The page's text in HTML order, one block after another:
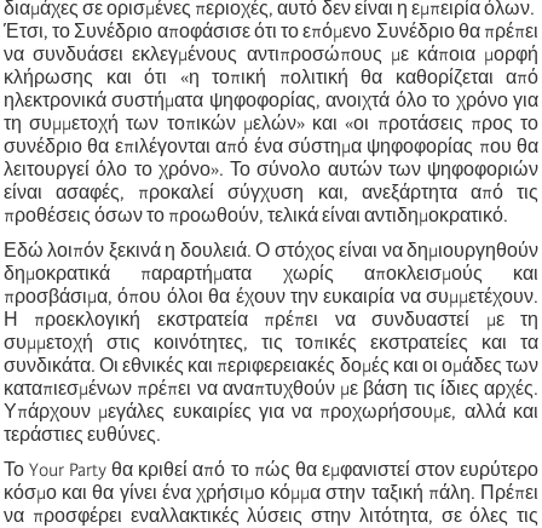
διαμάχες σε ορισμένες περιοχές, αυτό δεν είναι η εμπειρία όλων.
Έτσι, το Συνέδριο αποφάσισε ότι το επόμενο Συνέδριο θα πρέπει
να συνδυάσει εκλεγμένους αντιπροσώπους με κάποια μορφή
κλήρωσης και ότι «η τοπική πολιτική θα καθορίζεται από
ηλεκτρονικά συστήματα ψηφοφορίας, ανοιχτά όλο το χρόνο για
τη συμμετοχή των τοπικών μελών» και «οι προτάσεις προς το
συνέδριο θα επιλέγονται από ένα σύστημα ψηφοφορίας που θα
λειτουργεί όλο το χρόνο». Το σύνολο αυτών των ψηφοφοριών
είναι ασαφές, προκαλεί σύγχυση και, ανεξάρτητα από τις
προθέσεις όσων το προωθούν, τελικά είναι αντιδημοκρατικό.
Εδώ λοιπόν ξεκινά η δουλειά. Ο στόχος είναι να δημιουργηθούν
δημοκρατικά παραρτήματα χωρίς αποκλεισμούς και
προσβάσιμα, όπου όλοι θα έχουν την ευκαιρία να συμμετέχουν.
Η προεκλογική εκστρατεία πρέπει να συνδυαστεί με τη
συμμετοχή στις κοινότητες, τις τοπικές εκστρατείες και τα
συνδικάτα. Οι εθνικές και περιφερειακές δομές και οι ομάδες των
καταπιεσμένων πρέπει να αναπτυχθούν με βάση τις ίδιες αρχές.
Υπάρχουν μεγάλες ευκαιρίες για να προχωρήσουμε, αλλά και
τεράστιες ευθύνες.
Το Your Party θα κριθεί από το πώς θα εμφανιστεί στον ευρύτερο
κόσμο και θα γίνει ένα χρήσιμο κόμμα στην ταξική πάλη. Πρέπει
να προσφέρει εναλλακτικές λύσεις στην λιτότητα, σε όλες τις